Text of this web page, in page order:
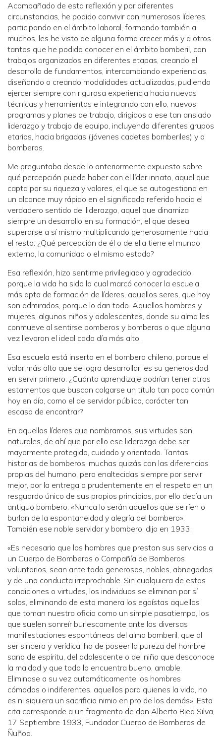
Acompañado de esta reflexión y por diferentes
circunstancias, he podido convivir con numerosos líderes,
participando en el ámbito laboral, formando también a
muchos, les he visto de alguna forma crecer más y a otros
tantos que he podido conocer en el ámbito bomberil, con
trabajos organizados en diferentes etapas, creando el
desarrollo de fundamentos, intercambiando experiencias,
diseñando o creando modalidades actualizadas, pudiendo
ejercer siempre con rigurosa experiencia hacia nuevas
técnicas y herramientas e integrando con ello, nuevos
programas y planes de trabajo, dirigidos a ese tan ansiado
liderazgo y trabajo de equipo, incluyendo diferentes grupos
etarios, hacia brigadas (jóvenes cadetes bomberiles) y a
bomberos.
Me preguntaba desde lo anteriormente expuesto sobre
qué percepción puede haber con el líder innato, aquel que
capta por su riqueza y valores, el que se autogestiona en
un alcance muy rápido en el significado referido hacia el
verdadero sentido del liderazgo, aquel que dinamiza
siempre un desarrollo en su formación, el que desea
superarse a sí mismo multiplicando generosamente hacia
el resto. ¿Qué percepción de él o de ella tiene el mundo
externo, la comunidad o el mismo estado?
Esa reflexión, hizo sentirme privilegiado y agradecido,
porque la vida ha sido la cual marcó conocer la escuela
más apta de formación de líderes, aquellos seres, que hoy
son admirados, porque lo dan todo. Aquellos hombres y
mujeres, algunos niños y adolescentes, donde su alma les
conmueve al sentirse bomberos y bomberas o que alguna
vez llevaron el ideal cada día más alto.
Esa escuela está inserta en el bombero chileno, porque el
valor más alto que se logra desarrollar, es su generosidad
en servir primero. ¿Cuánto aprendizaje podrían tener otros
estamentos que buscan colgarse un título tan poco común
hoy en día, como el de servidor público, carácter tan
escaso de encontrar?
En aquellos líderes que nombramos, sus virtudes son
naturales, de ahí que por ello ese liderazgo debe ser
mayormente protegido, cuidado y orientado. Tantas
historias de bomberos, muchas quizás con las diferencias
propias del humano, pero enaltecidas siempre por servir
mejor, por la entrega o prudentemente en el respeto en un
resguardo único de sus propios principios, por ello decía un
antiguo bombero: «Nunca lo serán aquellos que se ríen o
burlan de la espontaneidad y alegría del bombero».
También ese noble servidor y bombero, dijo en 1933:
«Es necesario que los hombres que prestan sus servicios a
un Cuerpo de Bomberos o Compañía de Bomberos
voluntarios, sean ante todo generosos, nobles, abnegados
y de una conducta irreprochable. Sin cualquiera de estas
condiciones o virtudes, los individuos se eliminan por sí
solos, eliminando de esta manera los egoístas aquellos
que toman nuestro oficio como un simple pasatiempo, los
que suelen sonreír burlescamente ante las diversas
manifestaciones espontáneas del alma bomberil, que al
ser sincera y verídica, ha de poseer la pureza del hombre
sano de espíritu, del adolescente o del niño que desconoce
la maldad y que todo lo encuentra bueno, amable.
Eliminase a su vez automáticamente los hombres
cómodos o indiferentes, aquellos para quienes la vida, no
es ni siquiera un sacrificio nimio en pro de los demás». Esta
cita corresponde a un fragmento de don Alberto Ried Silva,
17 Septiembre 1933, Fundador Cuerpo de Bomberos de
Ñuñoa.